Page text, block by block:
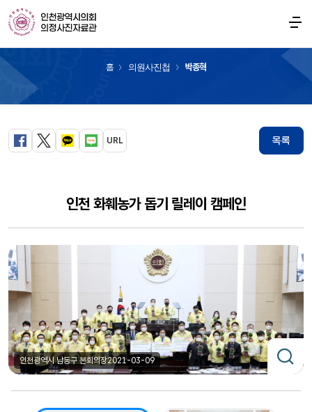
홈 의원사진첩 박종혁
페이스북
트위터카카오톡블로그
URL 목록
인천 화훼농가 돕기 릴레이 캠페인
인천광역시 남동구 본회의장2021-03-09